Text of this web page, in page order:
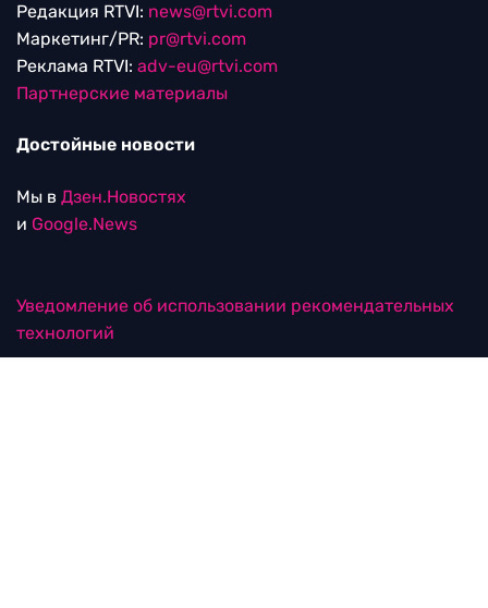
Редакция RTVI: news@rtvi.com
Маркетинг/PR: pr@rtvi.com
Реклама RTVI: adv-eu@rtvi.com
Партнерские материалы
Достойные новости
Мы в Дзен.Новостях
и Google.News
Уведомление об использовании рекомендательных
технологий